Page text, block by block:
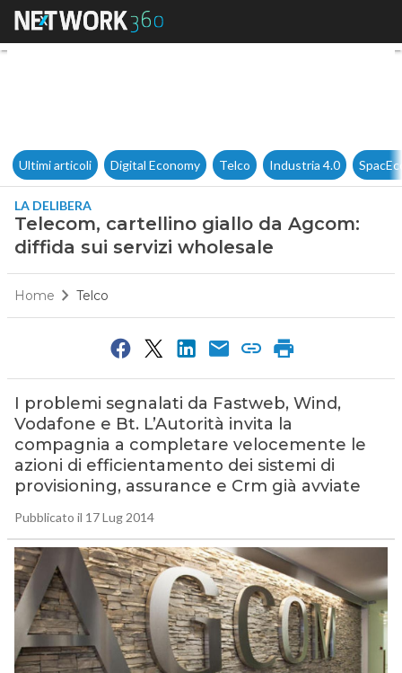
Telecom, cartellino giallo da
Ultimi articoli Digital Economy Telco Industria 4.0
LA DELIBERA
Telecom, cartellino giallo da Agcom:
diffida sui servizi wholesale
Home Telco
I problemi segnalati da Fastweb, Wind,
Vodafone e Bt. L’Autorità invita la
compagnia a completare velocemente le
azioni di efficientamento dei sistemi di
provisioning, assurance e Crm già avviate
Pubblicato il 17 Lug 2014